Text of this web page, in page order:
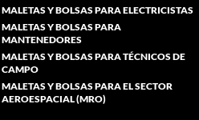
MALETAS Y BOLSAS PARA ELECTRICISTAS
MALETAS Y BOLSAS PARA
MANTENEDORES
MALETAS Y BOLSAS PARA TÉCNICOS DE
CAMPO
MALETAS Y BOLSAS PARA EL SECTOR
AEROESPACIAL (MRO)